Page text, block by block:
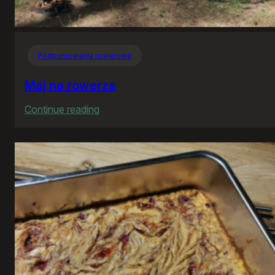
Podsumowania rowerowe
Maj na rowerze
Continue reading
na
rowerze